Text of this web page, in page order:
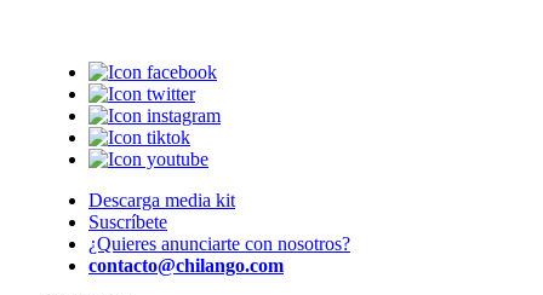
Descarga media kit
Suscríbete
¿Quieres anunciarte con nosotros?
contacto@chilango.com